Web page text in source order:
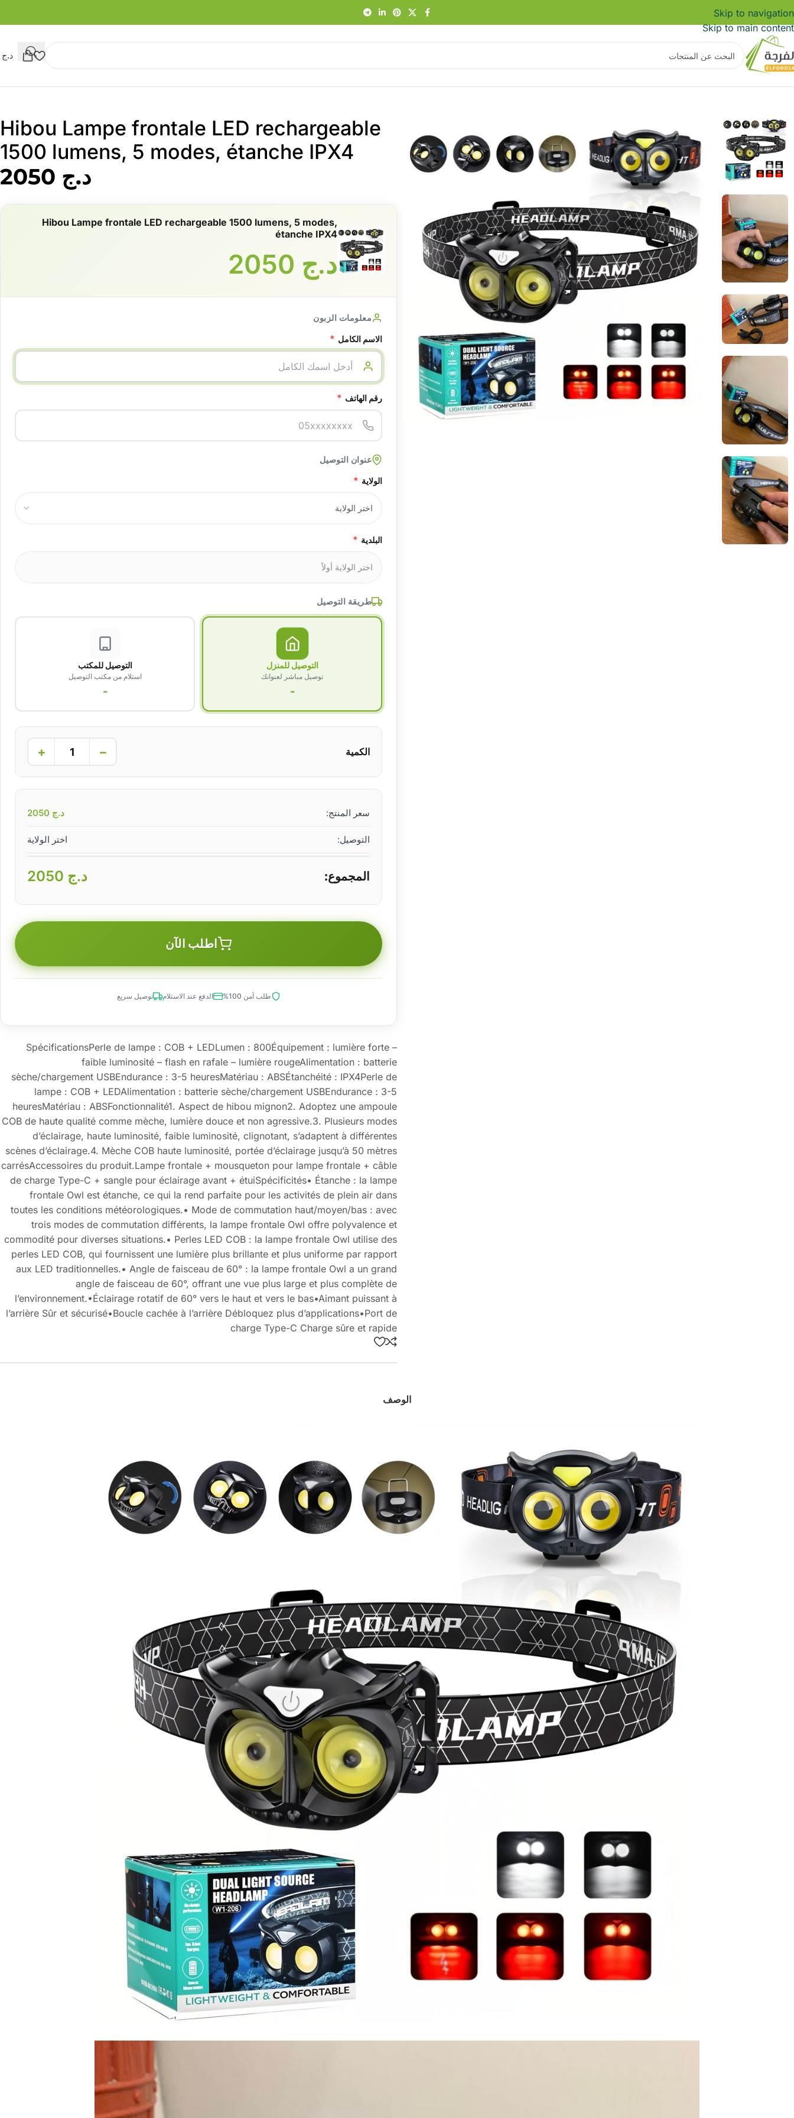
Skip to navigation
Skip to main content
د.ج
Hibou Lampe frontale LED rechargeable
1500 lumens, 5 modes, étanche IPX4
د.ج
Hibou Lampe frontale LED rechargeable 1500 lumens, 5 modes,
étanche IPX4
د.ج
معلومات الزبون
الاسم الكامل *
رقم الهاتف *
عنوان التوصيل
الولاية *
البلدية *
طريقة التوصيل
التوصيل للمنزل
توصيل مباشر لعنوانك
-
التوصيل للمكتب
استلام من مكتب التوصيل
-
الكمية −
+
سعر المنتج: د.ج
التوصيل: اختر الولاية
المجموع: د.ج
اطلب الآن
طلب آمن 100% الدفع عند الاستلام توصيل سريع
SpécificationsPerle de lampe : COB + LEDLumen : 800Équipement : lumière forte –
faible luminosité – flash en rafale – lumière rougeAlimentation : batterie
sèche/chargement USBEndurance : 3-5 heuresMatériau : ABSÉtanchéité : IPX4Perle de
lampe : COB + LEDAlimentation : batterie sèche/chargement USBEndurance : 3-5
heuresMatériau : ABSFonctionnalité1. Aspect de hibou mignon2. Adoptez une ampoule
COB de haute qualité comme mèche, lumière douce et non agressive.3. Plusieurs modes
d’éclairage, haute luminosité, faible luminosité, clignotant, s’adaptent à différentes
scènes d’éclairage.4. Mèche COB haute luminosité, portée d’éclairage jusqu’à 50 mètres
carrésAccessoires du produit.Lampe frontale + mousqueton pour lampe frontale + câble
de charge Type-C + sangle pour éclairage avant + étuiSpécificités• Étanche : la lampe
frontale Owl est étanche, ce qui la rend parfaite pour les activités de plein air dans
toutes les conditions météorologiques.• Mode de commutation haut/moyen/bas : avec
trois modes de commutation différents, la lampe frontale Owl offre polyvalence et
commodité pour diverses situations.• Perles LED COB : la lampe frontale Owl utilise des
perles LED COB, qui fournissent une lumière plus brillante et plus uniforme par rapport
aux LED traditionnelles.• Angle de faisceau de 60° : la lampe frontale Owl a un grand
angle de faisceau de 60°, offrant une vue plus large et plus complète de
l’environnement.•Éclairage rotatif de 60° vers le haut et vers le bas•Aimant puissant à
l’arrière Sûr et sécurisé•Boucle cachée à l’arrière Débloquez plus d’applications•Port de
charge Type-C Charge sûre et rapide
الوصف